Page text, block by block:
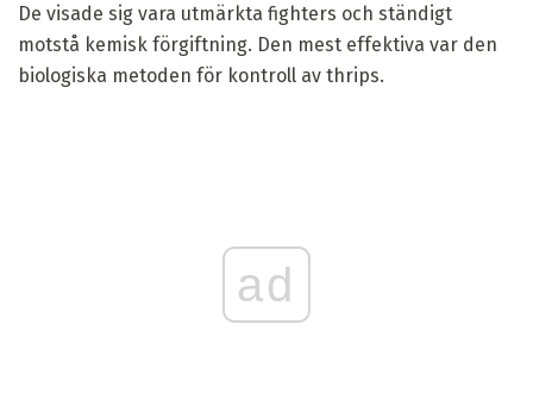
De visade sig vara utmärkta fighters och ständigt
motstå kemisk förgiftning. Den mest effektiva var den
biologiska metoden för kontroll av thrips.
ad